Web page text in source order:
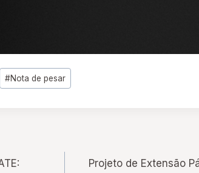
#Nota de pesar
Projeto de Extensão